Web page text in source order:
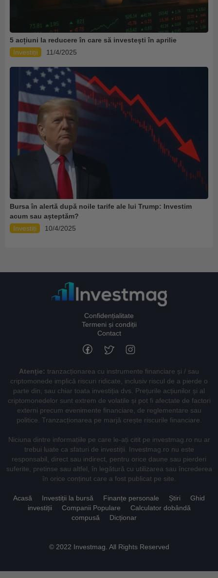
5 acțiuni la reducere în care să investești în aprilie
Investiții
11/4/2025
Bursa în alertă după noile tarife ale lui Trump: Investim
acum sau așteptăm?
Investiți
10/4/2025
Confidențialitate
Termeni și condiții
Contact
Atenție: tranzacționarea cu instrumente financiare și / sau
criptomonede implică riscuri ridicate, inclusiv riscul de a pierde o
parte din, sau chiar toata investiția dvs. Prețurile acțiunilor și al
criptomonedelor sunt extrem de volatile și pot fi afectate de factori
externi precum evenimente financiare, de reglementare sau
politice. Tranzacționarea pe marjă crește riscurile financiare.
Niciuna dintre informațiile pe care le-ați citit pe investmag.ro nu ar
trebui luate ca sfaturi de investiții. Investmag.ro nu este
responsabil, direct sau indirect, pentru orice daune sau pierderi
suferite, pretinse sau altfel, în legătură cu utilizarea sau încrederea
în orice conținut care a fost publicat pe site.
Acasă Investiții la bursă Finanțe personale Știri
Ghid
investiții
Companii Populare
Calculator dobândă
compusă
Dicționar
© 2022 Investmag. All Rights Reserved